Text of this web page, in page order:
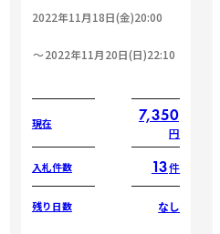
2022年11月18日(金)20:00
2022年11月20日(日)22:10
現在 7,350
円
入札件数 13件
残り日数 なし